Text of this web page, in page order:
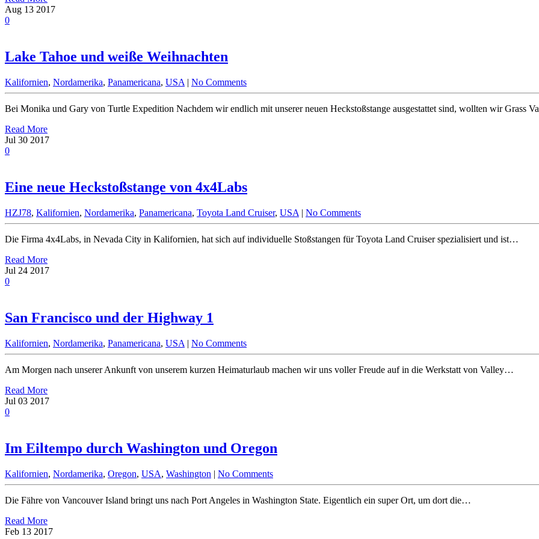
Aug 13 2017
0
Lake Tahoe und weiße Weihnachten
Kalifornien, Nordamerika, Panamericana, USA | No Comments
Bei Monika und Gary von Turtle Expedition Nachdem wir endlich mit unserer neuen Heckstoßstange ausgestattet sind, wollten wir Grass
Read More
Jul 30 2017
0
Eine neue Heckstoßstange von 4x4Labs
HZJ78, Kalifornien, Nordamerika, Panamericana, Toyota Land Cruiser, USA | No Comments
Die Firma 4x4Labs, in Nevada City in Kalifornien, hat sich auf individuelle Stoßstangen für Toyota Land Cruiser spezialisiert und ist…
Read More
Jul 24 2017
0
San Francisco und der Highway 1
Kalifornien, Nordamerika, Panamericana, USA | No Comments
Am Morgen nach unserer Ankunft von unserem kurzen Heimaturlaub machen wir uns voller Freude auf in die Werkstatt von Valley…
Read More
Jul 03 2017
0
Im Eiltempo durch Washington und Oregon
Kalifornien, Nordamerika, Oregon, USA, Washington | No Comments
Die Fähre von Vancouver Island bringt uns nach Port Angeles in Washington State. Eigentlich ein super Ort, um dort die…
Read More
Feb 13 2017